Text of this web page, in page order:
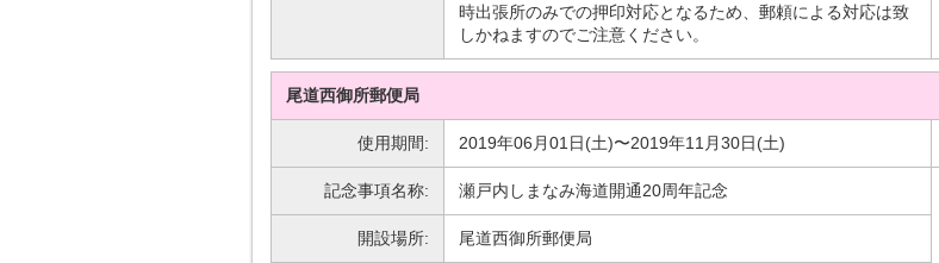
時出張所のみでの押印対応となるため、郵頼による対応は致
しかねますのでご注意ください。
尾道西御所郵便局
使用期間: 2019年06月01日(土)〜2019年11月30日(土)
記念事項名称: 瀬戸内しまなみ海道開通20周年記念
開設場所: 尾道西御所郵便局